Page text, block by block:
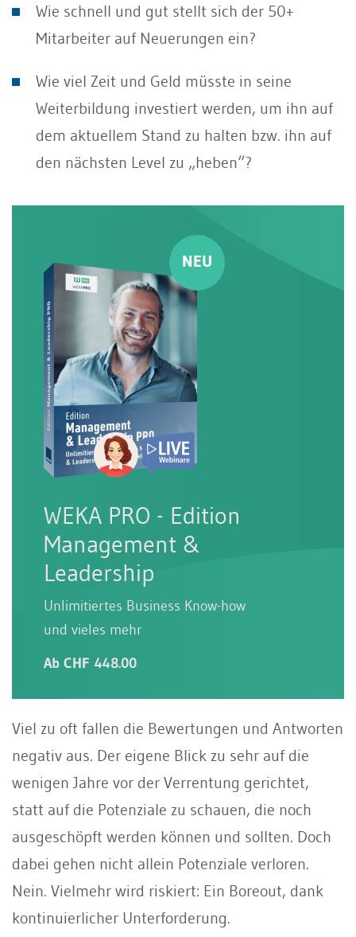
Wie schnell und gut stellt sich der 50+
Mitarbeiter auf Neuerungen ein?
Wie viel Zeit und Geld müsste in seine
Weiterbildung investiert werden, um ihn auf
dem aktuellem Stand zu halten bzw. ihn auf
den nächsten Level zu „heben“?
WEKA PRO - Edition
Management &
Leadership
Unlimitiertes Business Know-how
und vieles mehr
Ab CHF 448.00
Viel zu oft fallen die Bewertungen und Antworten
negativ aus. Der eigene Blick zu sehr auf die
wenigen Jahre vor der Verrentung gerichtet,
statt auf die Potenziale zu schauen, die noch
ausgeschöpft werden können und sollten. Doch
dabei gehen nicht allein Potenziale verloren.
Nein. Vielmehr wird riskiert: Ein Boreout, dank
kontinuierlicher Unterforderung.